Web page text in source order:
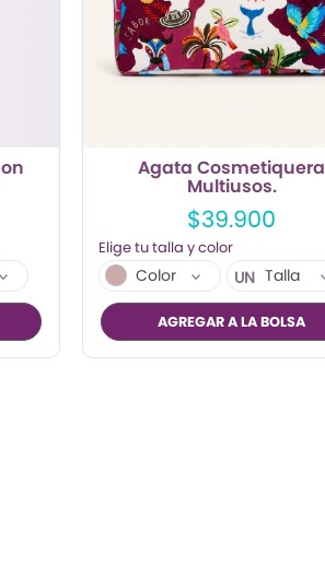
Agata Cosmetiquera
Multiusos.
$39.900
Color UN Talla
AGREGAR A LA BOLSA